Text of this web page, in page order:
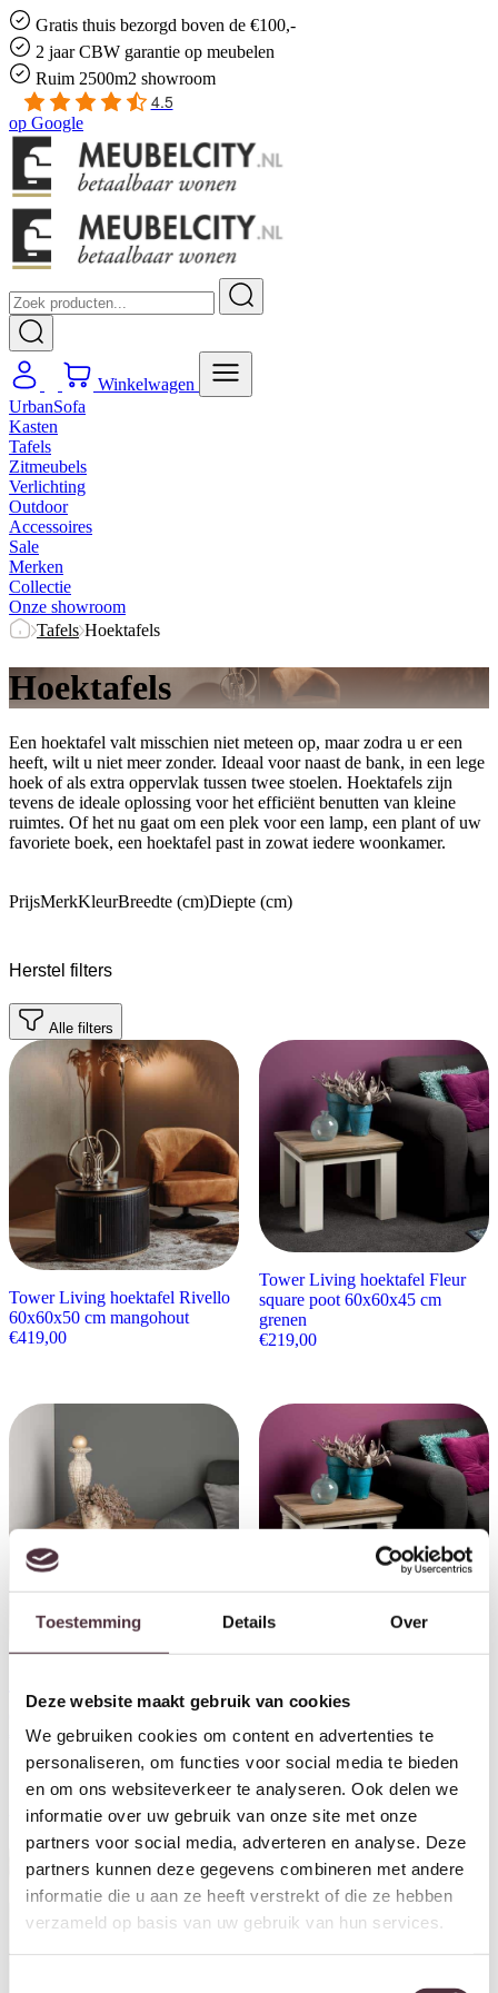
Toestemming Details Over
Deze website maakt gebruik van cookies
We gebruiken cookies om content en advertenties te
personaliseren, om functies voor social media te bieden
en om ons websiteverkeer te analyseren. Ook delen we
informatie over uw gebruik van onze site met onze
partners voor social media, adverteren en analyse. Deze
partners kunnen deze gegevens combineren met andere
informatie die u aan ze heeft verstrekt of die ze hebben
verzameld op basis van uw gebruik van hun services.
Gratis thuis bezorgd boven de €100,-
2 jaar CBW garantie op meubelen
Ruim 2500m2 showroom
4.5
op Google
Winkelwagen
UrbanSofa
Kasten
Tafels
Zitmeubels
Verlichting
Outdoor
Accessoires
Sale
Merken
Collectie
Onze showroom
Tafels Hoektafels
Hoektafels
Een hoektafel valt misschien niet meteen op, maar zodra u er een
heeft, wilt u niet meer zonder. Ideaal voor naast de bank, in een lege
hoek of als extra oppervlak tussen twee stoelen. Hoektafels zijn
tevens de ideale oplossing voor het efficiënt benutten van kleine
ruimtes. Of het nu gaat om een plek voor een lamp, een plant of uw
favoriete boek, een hoektafel past in zowat iedere woonkamer.
PrijsMerkKleurBreedte (cm)Diepte (cm)
Herstel filters
Alle filters
Tower Living hoektafel Rivello
60x60x50 cm mangohout
€419,00
Tower Living hoektafel Fleur
square poot 60x60x45 cm
grenen
€219,00
Tower Living hoektafel Corona
229,00
Aanbieding!